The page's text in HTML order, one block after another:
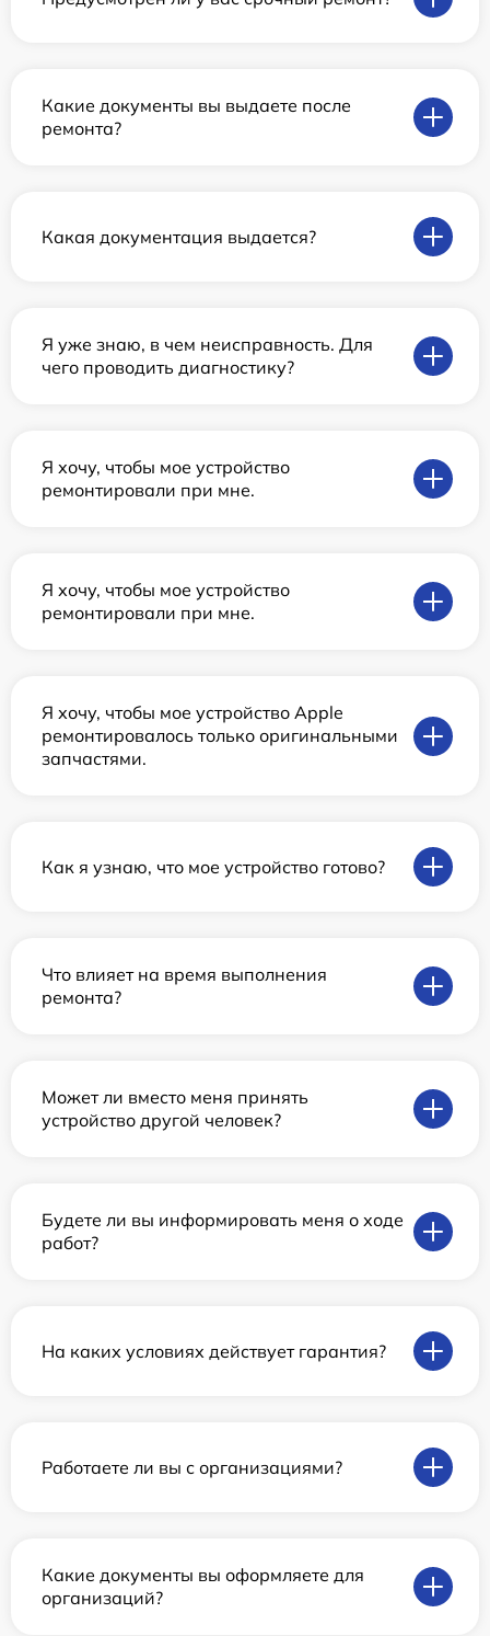
Какие документы вы выдаете после
ремонта?
Какая документация выдается?
Я уже знаю, в чем неисправность. Для
чего проводить диагностику?
Я хочу, чтобы мое устройство
ремонтировали при мне.
Я хочу, чтобы мое устройство
ремонтировали при мне.
Я хочу, чтобы мое устройство Apple
ремонтировалось только оригинальными
запчастями.
Как я узнаю, что мое устройство готово?
Что влияет на время выполнения
ремонта?
Может ли вместо меня принять
устройство другой человек?
Будете ли вы информировать меня о ходе
работ?
На каких условиях действует гарантия?
Работаете ли вы с организациями?
Какие документы вы оформляете для
организаций?